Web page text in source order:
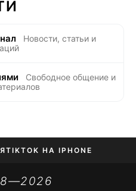
Новости, статьи и
Свободное общение и
TIKTOK НА IPHONE